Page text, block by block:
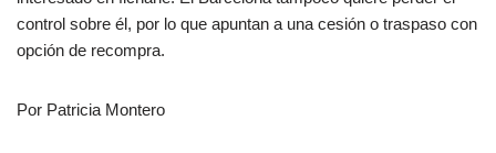
control sobre él, por lo que apuntan a una cesión o traspaso con
opción de recompra.
Por Patricia Montero